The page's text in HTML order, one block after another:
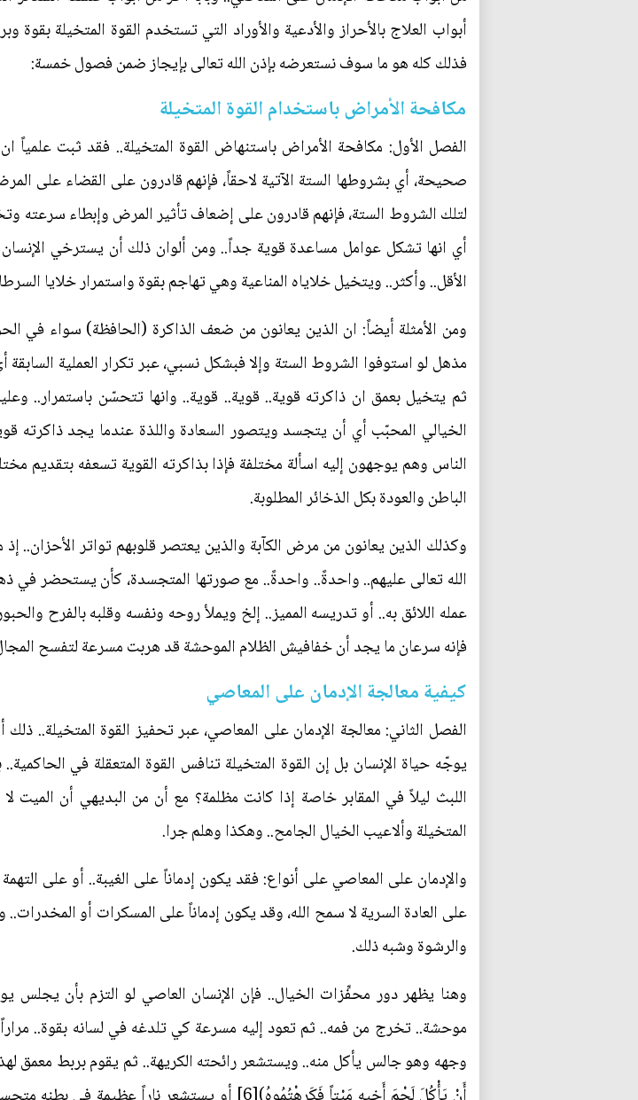
أبواب العلاج بالأحراز والأدعية والأوراد التي تستخدم القوة المتخيلة
فذلك كله هو ما سوف نستعرضه بإذن الله تعالى بإيجاز ضمن فصول خمسة:
مكافحة الأمراض باستخدام القوة المتخيلة
الفصل الأول: مكافحة الأمراض باستنهاض القوة المتخيلة.. فقد ثبت علمياً
صحيحة، أي بشروطها الستة الآتية لاحقاً، فإنهم قادرون على القضاء على
لتلك الشروط الستة، فإنهم قادرون على إضعاف تأثير المرض وإبطاء سرعته
أي انها تشكل عوامل مساعدة قوية جداً.. ومن ألوان ذلك أن يسترخي
الأقل.. وأكثر.. ويتخيل خلاياه المناعية وهي تهاجم بقوة واستمرار خلايا
ومن الأمثلة أيضاً: ان الذين يعانون من ضعف الذاكرة (الحافظة) سواء في
مذهل لو استوفوا الشروط الستة وإلا فبشكل نسبي، عبر تكرار العملية
ثم يتخيل بعمق ان ذاكرته قوية.. قوية.. قوية.. وانها تتحسّن باستمرار..
الخيالي المحبّب أي أن يتجسد ويتصور السعادة واللذة عندما يجد
الناس وهم يوجهون إليه اسألة مختلفة فإذا بذاكرته القوية تسعفه بتقديم
الباطن والعودة بكل الذخائر المطلوبة.
وكذلك الذين يعانون من مرض الكآبة والذين يعتصر قلوبهم تواتر الأحزان..
الله تعالى عليهم.. واحدةً.. واحدةً.. مع صورتها المتجسدة، كأن يستحضر في
عمله اللائق به.. أو تدريسه المميز.. إلخ ويملأ روحه ونفسه وقلبه بالفرح
فإنه سرعان ما يجد أن خفافيش الظلام الموحشة قد هربت مسرعة لتفسح
كيفية معالجة الإدمان على المعاصي
الفصل الثاني: معالجة الإدمان على المعاصي، عبر تحفيز القوة المتخيلة..
يوجّه حياة الإنسان بل إن القوة المتخيلة تنافس القوة المتعقلة في
اللبث ليلاً في المقابر خاصة إذا كانت مظلمة؟ مع أن من البديهي أن الميت
المتخيلة وألاعيب الخيال الجامح.. وهكذا وهلم جرا.
والإدمان على المعاصي على أنواع: فقد يكون إدماناً على الغيبة.. أو على
على العادة السرية لا سمح الله، وقد يكون إدماناً على المسكرات أو
والرشوة وشبه ذلك.
وهنا يظهر دور محفِّزات الخيال.. فإن الإنسان العاصي لو التزم بأن
موحشة.. تخرج من فمه.. ثم تعود إليه مسرعة كي تلدغه في لسانه بقوة..
وجهه وهو جالس يأكل منه.. ويستشعر رائحته الكريهة.. ثم يقوم بربط معمق